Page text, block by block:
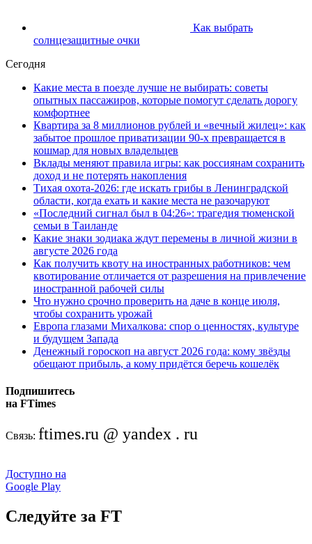
Как выбрать
солнцезащитные очки
Сегодня
Какие места в поезде лучше не выбирать: советы
опытных пассажиров, которые помогут сделать дорогу
комфортнее
Квартира за 8 миллионов рублей и «вечный жилец»: как
забытое прошлое приватизации 90-х превращается в
кошмар для новых владельцев
Вклады меняют правила игры: как россиянам сохранить
доход и не потерять накопления
Тихая охота-2026: где искать грибы в Ленинградской
области, когда ехать и какие места не разочаруют
«Последний сигнал был в 04:26»: трагедия тюменской
семьи в Таиланде
Какие знаки зодиака ждут перемены в личной жизни в
августе 2026 года
Как получить квоту на иностранных работников: чем
квотирование отличается от разрешения на привлечение
иностранной рабочей силы
Что нужно срочно проверить на даче в конце июля,
чтобы сохранить урожай
Европа глазами Михалкова: спор о ценностях, культуре
и будущем Запада
Денежный гороскоп на август 2026 года: кому звёзды
обещают прибыль, а кому придётся беречь кошелёк
Подпишитесь
на FTimes
Связь: ftimes.ru @ yandex . ru
Доступно на
Google Play
Следуйте за FT